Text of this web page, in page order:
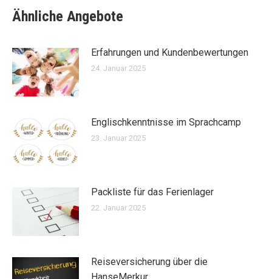
Ähnliche Angebote
Erfahrungen und Kundenbewertungen
24. Januar 2025
Englischkenntnisse im Sprachcamp
23. Januar 2025
Packliste für das Ferienlager
22. Januar 2025
Reiseversicherung über die